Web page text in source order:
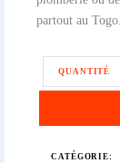
partout au Togo.
QUANTITÉ
CATÉGORIE: